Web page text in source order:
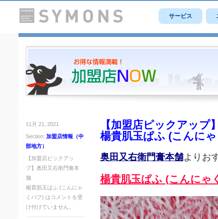
サービス
11月 21, 2021
Section: 加盟店情報（中
部地方）
【加盟店ピックアッ
プ】奥田又右衛門膏本
舗
楊貴肌玉ぱふ (こんにゃ
くパフ) は コメントを受
け付けていません。
【加盟店ピックアップ
楊貴肌玉ぱふ (こんに
奥田又右衛門膏本舗よりお
楊貴肌玉ぱふ (こんにゃ